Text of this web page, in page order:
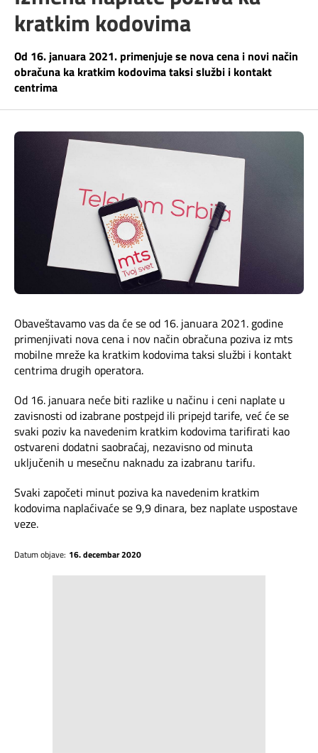
Pozivi ka inostranstvu
iris TV
Antena PLUS
Šta da gledam?
Telefonski imenik
Samouslužni servisi
Kontakt centar
Kako do nas?
Rešavanje problema
Česta pitanja
Pokrivenost mreže
Mapa brzina
eRačun
Prilagođeno tebi
Putuj pametnije
kratkim kodovima
Od 16. januara 2021. primenjuje se nova cena i novi način
obračuna ka kratkim kodovima taksi službi i kontakt
centrima
Obaveštavamo vas da će se od 16. januara 2021. godine
primenjivati nova cena i nov način obračuna poziva iz mts
mobilne mreže ka kratkim kodovima taksi službi i kontakt
centrima drugih operatora.
Od 16. januara neće biti razlike u načinu i ceni naplate u
zavisnosti od izabrane postpejd ili pripejd tarife, već će se
svaki poziv ka navedenim kratkim kodovima tarifirati kao
ostvareni dodatni saobraćaj, nezavisno od minuta
uključenih u mesečnu naknadu za izabranu tarifu.
Svaki započeti minut poziva ka navedenim kratkim
kodovima naplaćivaće se 9,9 dinara, bez naplate uspostave
veze.
Datum objave: 16. decembar 2020